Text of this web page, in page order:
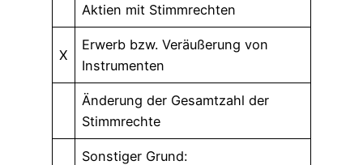
Aktien mit Stimmrechten
X
Erwerb bzw. Veräußerung von
Instrumenten
Änderung der Gesamtzahl der
Stimmrechte
Sonstiger Grund: